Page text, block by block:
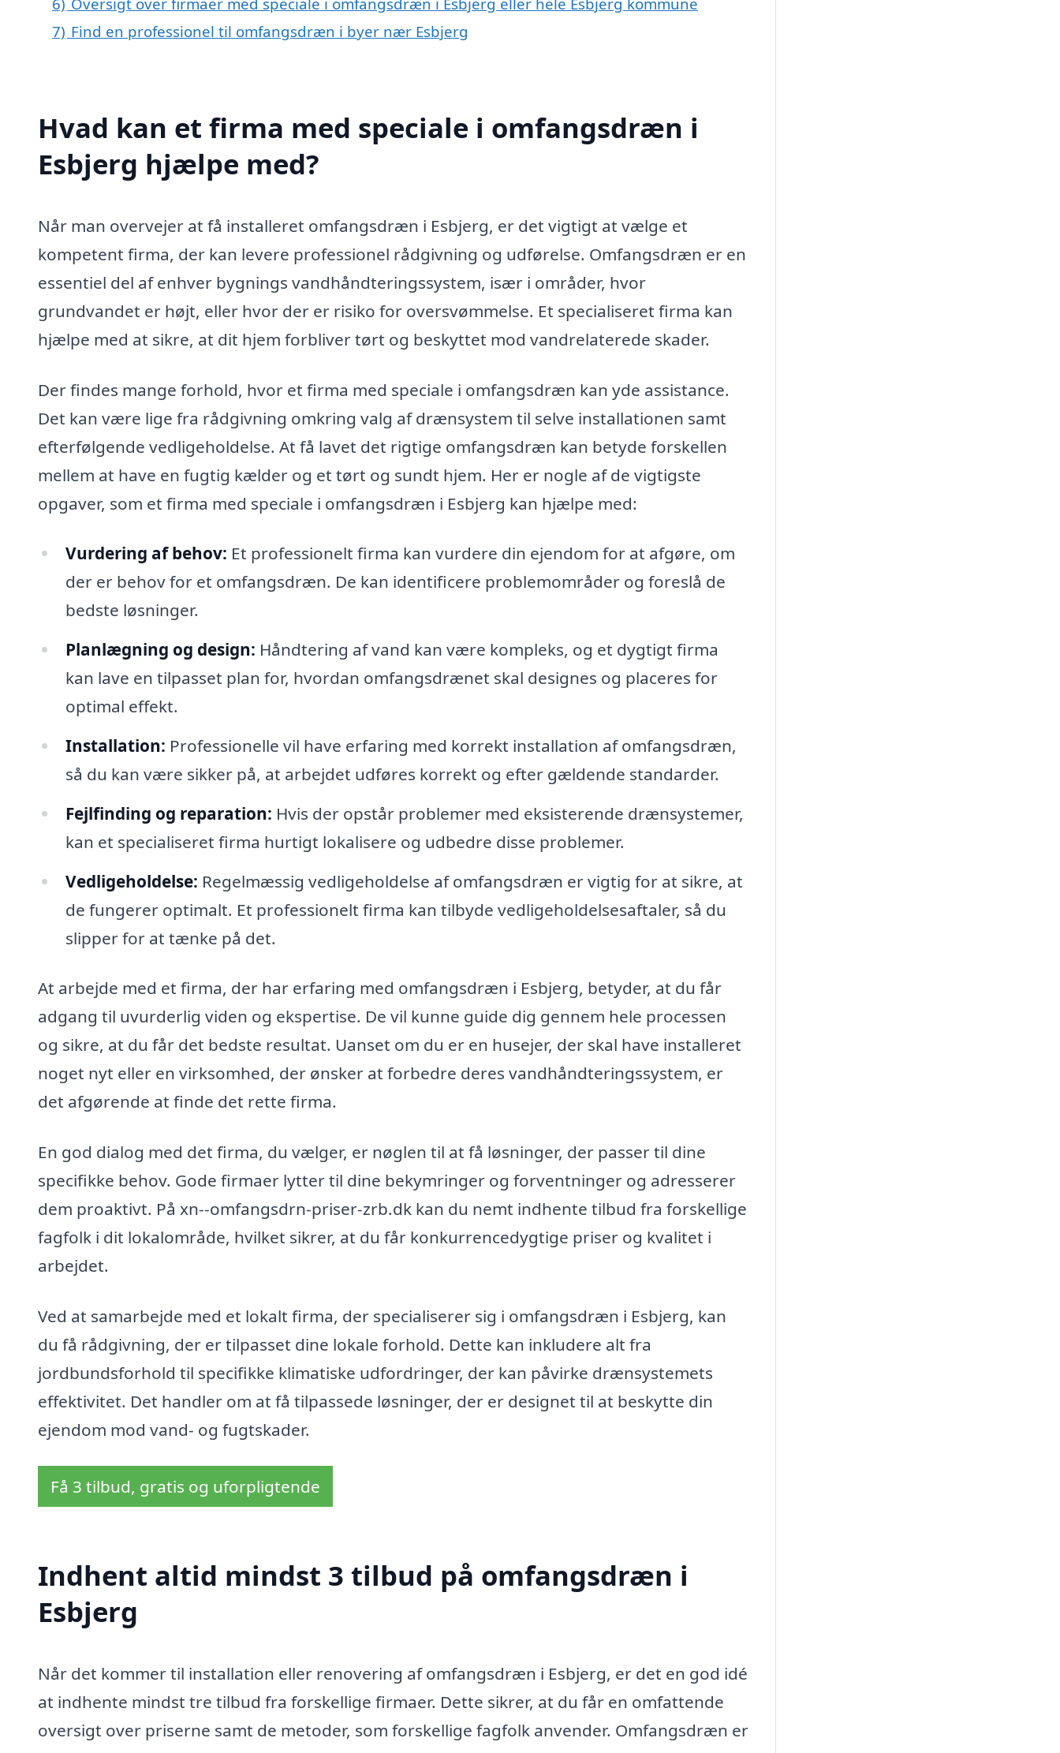
7) Find en professionel til omfangsdræn i byer nær Esbjerg
Hvad kan et firma med speciale i omfangsdræn i
Esbjerg hjælpe med?
Når man overvejer at få installeret omfangsdræn i Esbjerg, er det vigtigt at vælge et
kompetent firma, der kan levere professionel rådgivning og udførelse. Omfangsdræn er en
essentiel del af enhver bygnings vandhåndteringssystem, især i områder, hvor
grundvandet er højt, eller hvor der er risiko for oversvømmelse. Et specialiseret firma kan
hjælpe med at sikre, at dit hjem forbliver tørt og beskyttet mod vandrelaterede skader.
Der findes mange forhold, hvor et firma med speciale i omfangsdræn kan yde assistance.
Det kan være lige fra rådgivning omkring valg af drænsystem til selve installationen samt
efterfølgende vedligeholdelse. At få lavet det rigtige omfangsdræn kan betyde forskellen
mellem at have en fugtig kælder og et tørt og sundt hjem. Her er nogle af de vigtigste
opgaver, som et firma med speciale i omfangsdræn i Esbjerg kan hjælpe med:
Vurdering af behov: Et professionelt firma kan vurdere din ejendom for at afgøre, om
der er behov for et omfangsdræn. De kan identificere problemområder og foreslå de
bedste løsninger.
Planlægning og design: Håndtering af vand kan være kompleks, og et dygtigt firma
kan lave en tilpasset plan for, hvordan omfangsdrænet skal designes og placeres for
optimal effekt.
Installation: Professionelle vil have erfaring med korrekt installation af omfangsdræn,
så du kan være sikker på, at arbejdet udføres korrekt og efter gældende standarder.
Fejlfinding og reparation: Hvis der opstår problemer med eksisterende drænsystemer,
kan et specialiseret firma hurtigt lokalisere og udbedre disse problemer.
Vedligeholdelse: Regelmæssig vedligeholdelse af omfangsdræn er vigtig for at sikre, at
de fungerer optimalt. Et professionelt firma kan tilbyde vedligeholdelsesaftaler, så du
slipper for at tænke på det.
At arbejde med et firma, der har erfaring med omfangsdræn i Esbjerg, betyder, at du får
adgang til uvurderlig viden og ekspertise. De vil kunne guide dig gennem hele processen
og sikre, at du får det bedste resultat. Uanset om du er en husejer, der skal have installeret
noget nyt eller en virksomhed, der ønsker at forbedre deres vandhåndteringssystem, er
det afgørende at finde det rette firma.
En god dialog med det firma, du vælger, er nøglen til at få løsninger, der passer til dine
specifikke behov. Gode firmaer lytter til dine bekymringer og forventninger og adresserer
dem proaktivt. På xn--omfangsdrn-priser-zrb.dk kan du nemt indhente tilbud fra forskellige
fagfolk i dit lokalområde, hvilket sikrer, at du får konkurrencedygtige priser og kvalitet i
arbejdet.
Ved at samarbejde med et lokalt firma, der specialiserer sig i omfangsdræn i Esbjerg, kan
du få rådgivning, der er tilpasset dine lokale forhold. Dette kan inkludere alt fra
jordbundsforhold til specifikke klimatiske udfordringer, der kan påvirke drænsystemets
effektivitet. Det handler om at få tilpassede løsninger, der er designet til at beskytte din
ejendom mod vand- og fugtskader.
Få 3 tilbud, gratis og uforpligtende
Indhent altid mindst 3 tilbud på omfangsdræn i
Esbjerg
Når det kommer til installation eller renovering af omfangsdræn i Esbjerg, er det en god idé
at indhente mindst tre tilbud fra forskellige firmaer. Dette sikrer, at du får en omfattende
oversigt over priserne samt de metoder, som forskellige fagfolk anvender. Omfangsdræn er